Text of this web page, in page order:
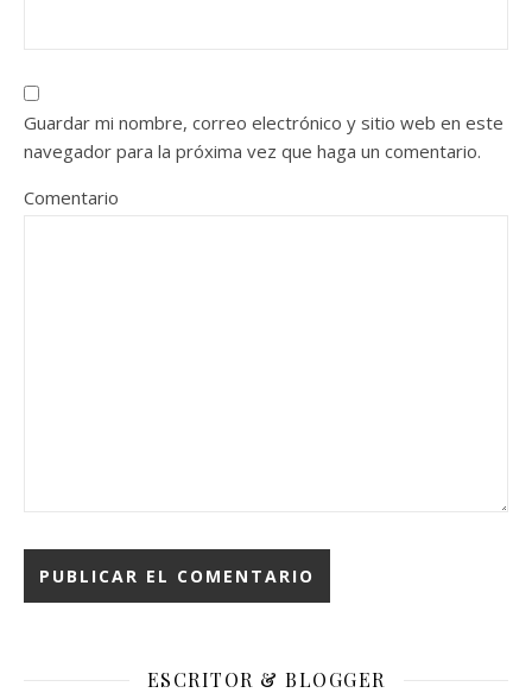
Guardar mi nombre, correo electrónico y sitio web en este
navegador para la próxima vez que haga un comentario.
Comentario
ESCRITOR & BLOGGER